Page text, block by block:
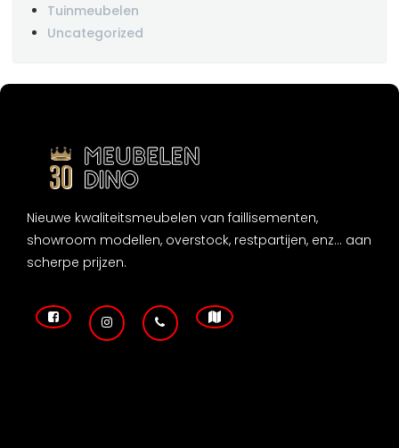
Tuinmeubelen
Uncategorized
Nieuwe kwaliteitsmeubelen van faillisementen,
showroom modellen, overstock, restpartijen, enz... aan
scherpe prijzen.